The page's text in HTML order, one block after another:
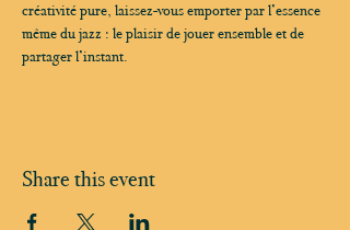
créativité pure, laissez-vous emporter par l’essence
même du jazz : le plaisir de jouer ensemble et de
partager l’instant.
Share this event